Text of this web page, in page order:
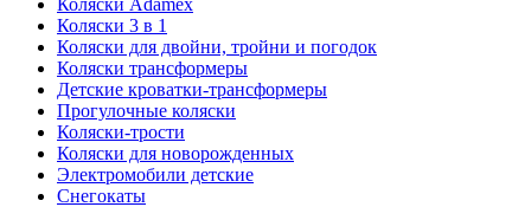
Коляски Adamex
Коляски 3 в 1
Коляски для двойни, тройни и погодок
Коляски трансформеры
Детские кроватки-трансформеры
Прогулочные коляски
Коляски-трости
Коляски для новорожденных
Электромобили детские
Снегокаты